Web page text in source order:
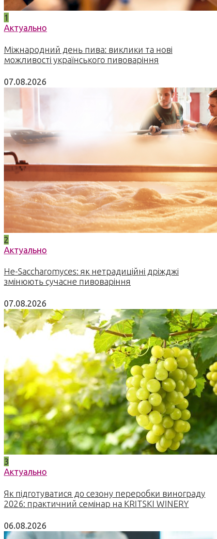
1
Актуально
Міжнародний день пива: виклики та нові
можливості українського пивоваріння
07.08.2026
2
Актуально
Не-Saccharomyces: як нетрадиційні дріжджі
змінюють сучасне пивоваріння
07.08.2026
3
Актуально
Як підготуватися до сезону переробки винограду
2026: практичний семінар на KRITSKI WINERY
06.08.2026